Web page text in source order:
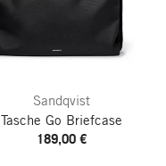
Sandqvist
Tasche Go Briefcase
189,00 €